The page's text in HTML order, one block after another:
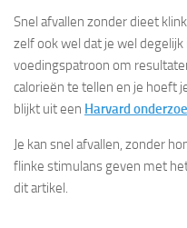
Snel afvallen zonder dieet
zelf ook wel dat je wel
voedingspatroon om
calorieën te tellen en je hoeft
blijkt uit een Harvard
Je kan snel afvallen, zonder
flinke stimulans geven met
dit artikel.